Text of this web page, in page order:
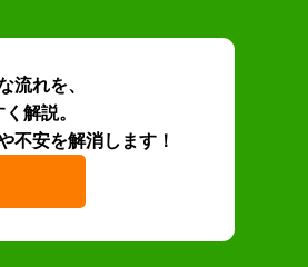
流れを、
解説。
不安を解消します！